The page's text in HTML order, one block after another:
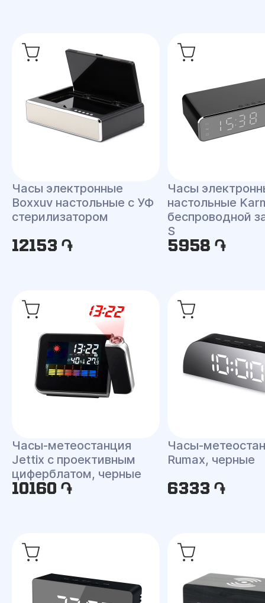
Часы электронные
Boxxuv настольные с УФ
стерилизатором
12153 ֏
Часы
настольные
беспроводной
S
5958 ֏
Часы-метеостанция
Jettix с проективным
циферблатом, черные
10160 ֏
Часы-
Rumax, черные
6333 ֏